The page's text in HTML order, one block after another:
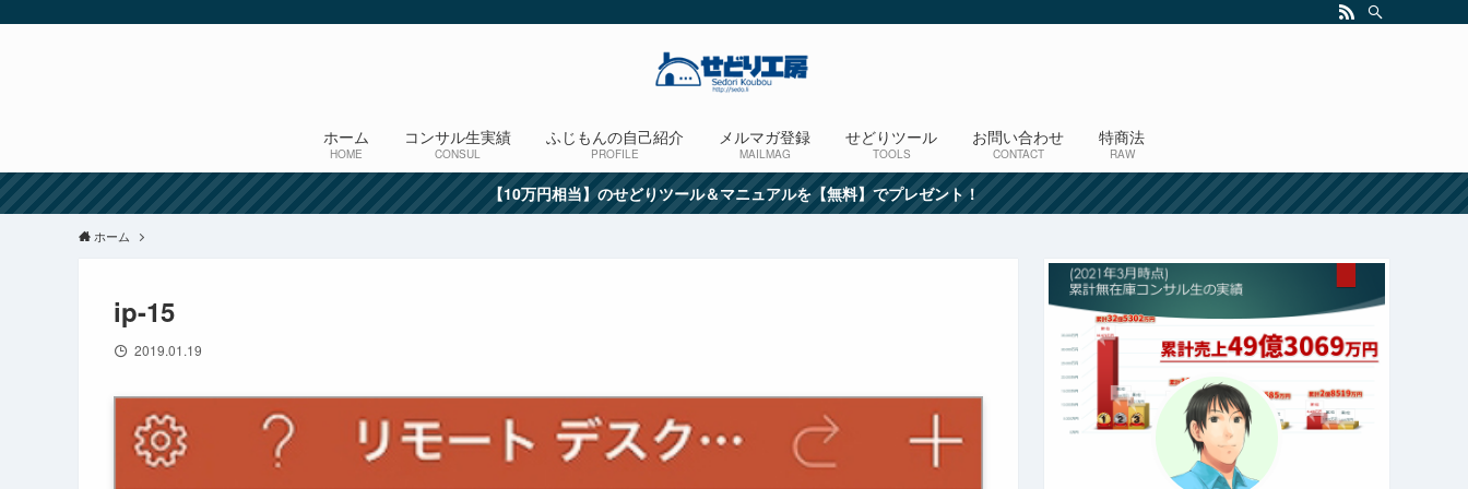
ホーム
HOME
コンサル生実績
CONSUL
ふじもんの自己紹介
PROFILE
メルマガ登録
MAILMAG
せどりツール
TOOLS
お問い合わせ
CONTACT
特商法
RAW
【10万円相当】のせどりツール＆マニュアルを【無料】でプレゼント！
ホーム
ip-15
2019.01.19